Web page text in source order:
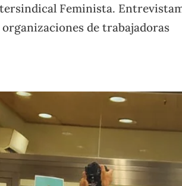
Feminista.
de trabajadoras